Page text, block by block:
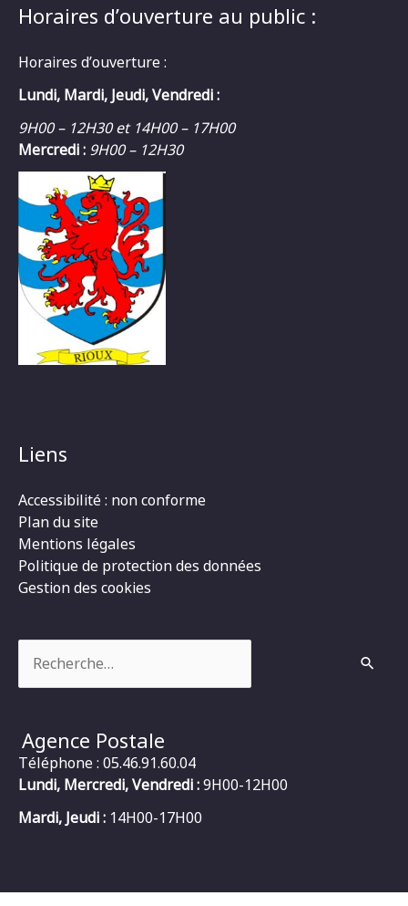
Horaires d’ouverture au public :
Horaires d’ouverture :
Lundi, Mardi, Jeudi, Vendredi :
9H00 – 12H30 et 14H00 – 17H00
Mercredi : 9H00 – 12H30
Liens
Accessibilité : non conforme
Plan du site
Mentions légales
Politique de protection des données
Gestion des cookies
Agence Postale
Téléphone : 05.46.91.60.04
Lundi, Mercredi, Vendredi :9H00-12H00
Mardi, Jeudi : 14H00-17H00